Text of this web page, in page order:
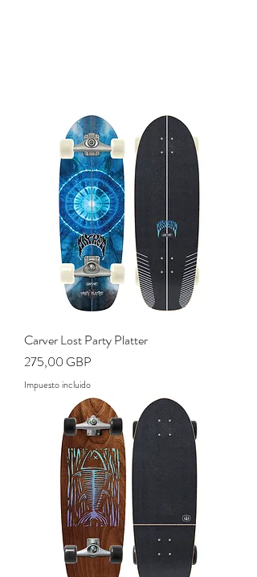
Carver Lost Party Platter
Precio
275,00 GBP
Impuesto incluido